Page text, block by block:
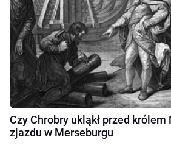
Czy Chrobry ukląkł przed
zjazdu w Merseburgu